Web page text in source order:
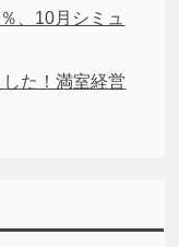
、10月シミュ
た！満室経営